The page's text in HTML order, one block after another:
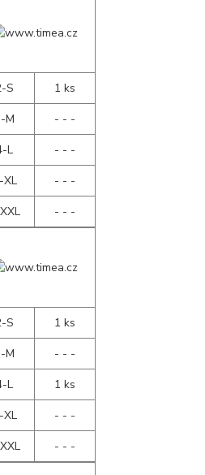
S
1 ks
M
- - -
L
- - -
XL
- - -
- - -
S
1 ks
M
- - -
L
1 ks
XL
- - -
- - -